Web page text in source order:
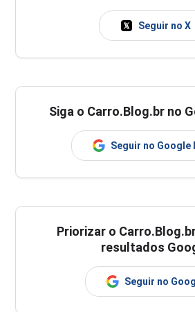
Seguir no X
Siga o Carro.Blog.br no
Seguir no Google
Priorizar o
resultados
Seguir no